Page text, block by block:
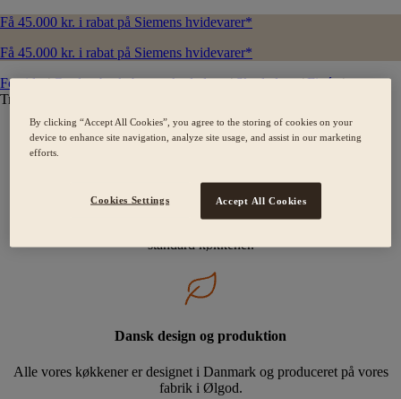
Få 45.000 kr. i rabat på Siemens hvidevarer*
Få 45.000 kr. i rabat på Siemens hvidevarer*
Forside / Garderobeskabe og skydedøre / Skydedøre / Finér /
Træstruktur
Skræddersyede kvalitetskøkkener
standard køkkener.
Dansk design og produktion
Alle vores køkkener er designet i Danmark og produceret på vores
fabrik i Ølgod.
By clicking “Accept All Cookies”, you agree to the storing of cookies on your
device to enhance site navigation, analyze site usage, and assist in our marketing
efforts.
Cookies Settings Accept All Cookies